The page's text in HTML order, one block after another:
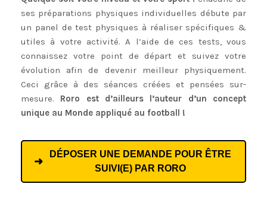
ses préparations physiques individuelles débute par
un panel de test physiques à réaliser spécifiques &
utiles à votre activité. A l’aide de ces tests, vous
connaissez votre point de départ et suivez votre
évolution afin de devenir meilleur physiquement.
Ceci grâce à des séances créées et pensées sur-
mesure. Roro est d’ailleurs l’auteur d’un concept
unique au Monde appliqué au football !
DÉPOSER UNE DEMANDE POUR ÊTRE
SUIVI(E) PAR RORO